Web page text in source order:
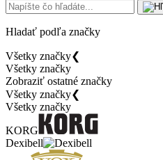
Hladať podľa značky
Všetky značky❮
Všetky značky
Zobraziť ostatné značky
Všetky značky❮
Všetky značky
KORG
Dexibell